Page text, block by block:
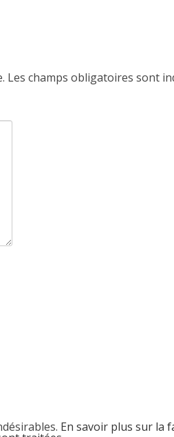
Les champs obligatoires sont
En savoir plus sur la